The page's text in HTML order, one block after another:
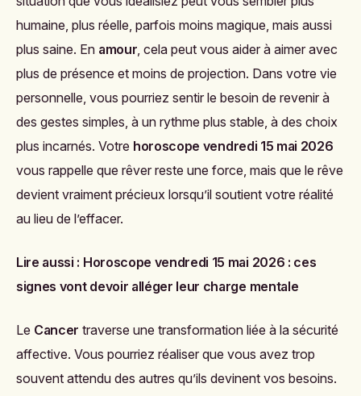
humaine, plus réelle, parfois moins magique, mais aussi
plus saine. En amour, cela peut vous aider à aimer avec
plus de présence et moins de projection. Dans votre vie
personnelle, vous pourriez sentir le besoin de revenir à
des gestes simples, à un rythme plus stable, à des choix
plus incarnés. Votre horoscope vendredi 15 mai 2026
vous rappelle que rêver reste une force, mais que le rêve
devient vraiment précieux lorsqu’il soutient votre réalité
au lieu de l’effacer.
Lire aussi : Horoscope vendredi 15 mai 2026 : ces
signes vont devoir alléger leur charge mentale
Le Cancer traverse une transformation liée à la sécurité
affective. Vous pourriez réaliser que vous avez trop
souvent attendu des autres qu’ils devinent vos besoins.